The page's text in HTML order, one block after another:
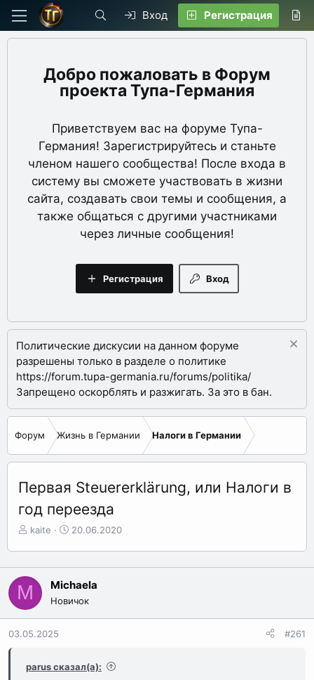
Вход Регистрация
Форум
проекта Тупа-Германия
Приветствуем вас на форуме Тупа-
Германия! Зарегистрируйтесь и станьте
членом нашего сообщества! После входа в
систему вы сможете участвовать в жизни
сайта, создавать свои темы и сообщения, а
также общаться с другими участниками
через личные сообщения!
Вход
Регистрация
Политические дискусии на данном форуме
разрешены только в разделе о политике
https://forum.tupa-germania.ru/forums/politika/
Запрещено оскорблять и разжигать. За это в бан.
Форум Жизнь в Германии Налоги в Германии
Первая Steuererklärung, или Налоги в
год переезда
А
о
р
е
м
ы
kaite
Д
а
н
а
20.06.2020
M Michaela
Новичок
03.05.2025 #261
parus сказал(а):